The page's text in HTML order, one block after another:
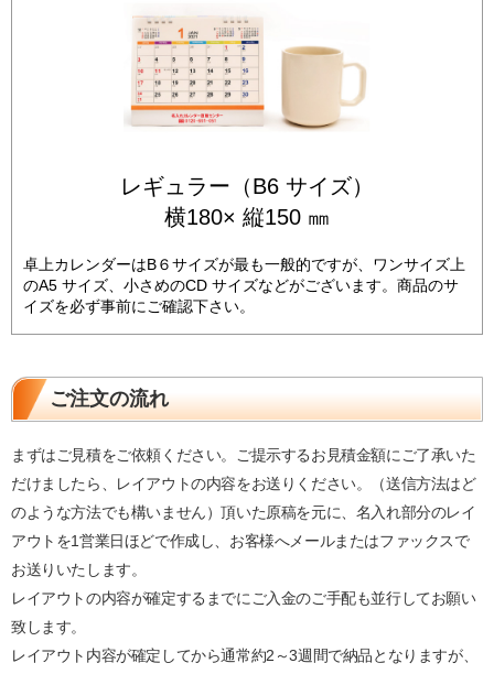
レギュラー（B6 サイズ）
横180× 縦150 ㎜
卓上カレンダーはB６サイズが最も一般的ですが、ワンサイズ上
のA5 サイズ、小さめのCD サイズなどがございます。商品のサ
イズを必ず事前にご確認下さい。
ご注文の流れ
まずはご見積をご依頼ください。ご提示するお見積金額にご了承いた
だけましたら、レイアウトの内容をお送りください。（送信方法はど
のような方法でも構いません）頂いた原稿を元に、名入れ部分のレイ
アウトを1営業日ほどで作成し、お客様へメールまたはファックスで
お送りいたします。
レイアウトの内容が確定するまでにご入金のご手配も並行してお願い
致します。
レイアウト内容が確定してから通常約2～3週間で納品となりますが、